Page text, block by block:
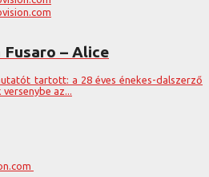
Fusaro – Alice
tartott: a 28 éves énekes-dalszerző
az...